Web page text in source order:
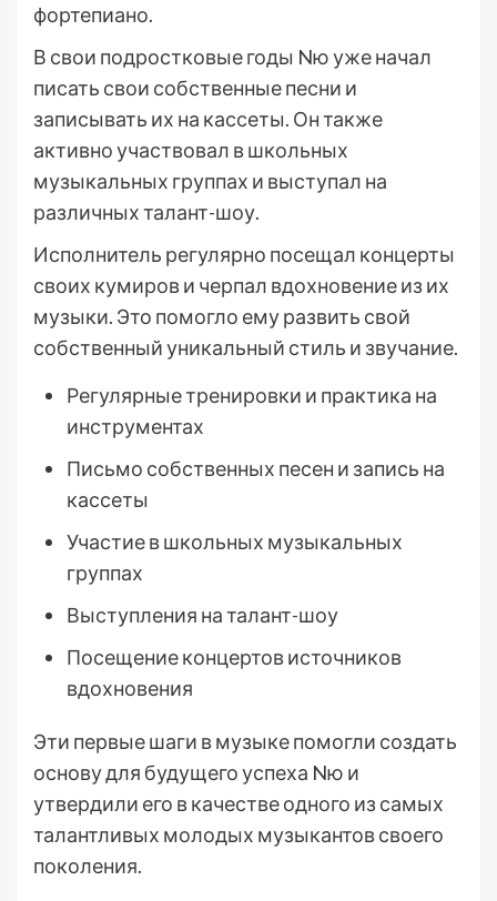
фортепиано.
В свои подростковые годы Nю уже начал
писать свои собственные песни и
записывать их на кассеты. Он также
активно участвовал в школьных
музыкальных группах и выступал на
различных талант-шоу.
Исполнитель регулярно посещал концерты
своих кумиров и черпал вдохновение из их
музыки. Это помогло ему развить свой
собственный уникальный стиль и звучание.
Регулярные тренировки и практика на
инструментах
Письмо собственных песен и запись на
кассеты
Участие в школьных музыкальных
группах
Выступления на талант-шоу
Посещение концертов источников
вдохновения
Эти первые шаги в музыке помогли создать
основу для будущего успеха Nю и
утвердили его в качестве одного из самых
талантливых молодых музыкантов своего
поколения.